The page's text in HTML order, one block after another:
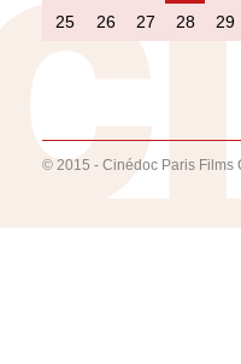
25
26 27 28 29
© 2015 - Cinédoc Paris Films